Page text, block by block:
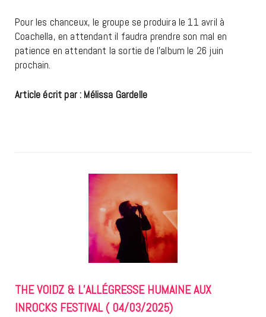
Pour les chanceux, le groupe se produira le 11 avril à
Coachella, en attendant il faudra prendre son mal en
patience en attendant la sortie de l’album le 26 juin
prochain.
Article écrit par : Mélissa Gardelle
THE VOIDZ & L’ALLÉGRESSE HUMAINE AUX
INROCKS FESTIVAL ( 04/03/2025)